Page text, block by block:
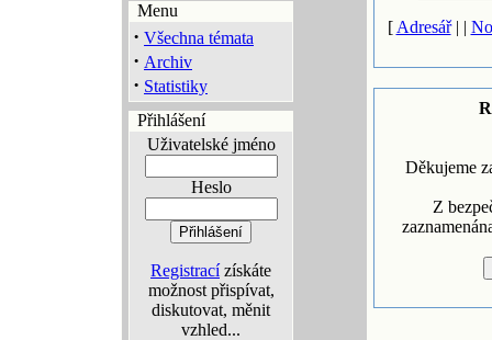
Menu
· Všechna témata
· Archiv
· Statistiky
Přihlášení
Uživatelské jméno
Heslo
Registracízískáte
možnost přispívat,
diskutovat, měnit
vzhled...
[ Adresář| |
Děkujeme
Z